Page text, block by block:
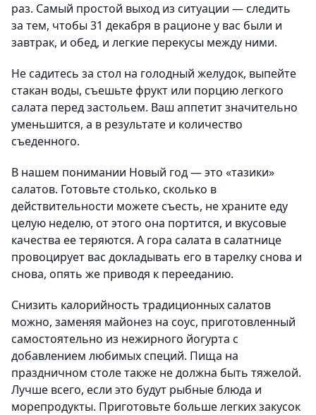
раз. Самый простой выход из ситуации — следить
за тем, чтобы 31 декабря в рационе у вас были и
завтрак, и обед, и легкие перекусы между ними.
Не садитесь за стол на голодный желудок, выпейте
стакан воды, съешьте фрукт или порцию легкого
салата перед застольем. Ваш аппетит значительно
уменьшится, а в результате и количество
съеденного.
В нашем понимании Новый год — это «тазики»
салатов. Готовьте столько, сколько в
действительности можете съесть, не храните еду
целую неделю, от этого она портится, и вкусовые
качества ее теряются. А гора салата в салатнице
провоцирует вас докладывать его в тарелку снова и
снова, опять же приводя к перееданию.
Снизить калорийность традиционных салатов
можно, заменяя майонез на соус, приготовленный
самостоятельно из нежирного йогурта с
добавлением любимых специй. Пища на
праздничном столе также не должна быть тяжелой.
Лучше всего, если это будут рыбные блюда и
морепродукты. Приготовьте больше легких закусок